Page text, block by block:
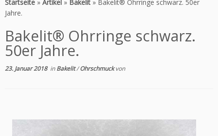
springen
Startseite » Artikel » Bakelit » Bakelit® Ohrringe schwarz. 50er
Jahre.
Bakelit® Ohrringe schwarz.
50er Jahre.
23. Januar 2018inBakelit/Ohrschmuckvon